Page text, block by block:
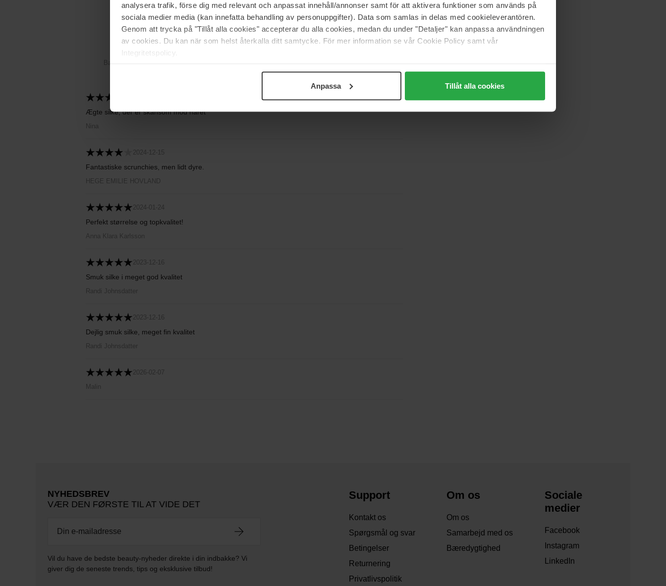
analysera trafik, förse dig med relevant och anpassat innehåll/annonser samt för att aktivera funktioner som används på
sociala medier media (kan innefatta behandling av personuppgifter). Data som samlas in delas med cookieleverantören.
Genom att trycka på "Tillåt alla cookies" accepterar du alla cookies, medan du under "Detaljer" kan anpassa användningen
av cookies. Du kan när som helst återkalla ditt samtycke. För mer information se vår Cookie Policy samt vår
Integritetspolicy.
Anpassa Tillåt alla cookies
4.9
5
86%
4
14%
3
0%
0%
Ægte silke, der er skånsom mod håret
Nina
2024-12-15
Fantastiske scrunchies, men lidt dyre.
HEGE EMILIE HOVLAND
2024-01-24
Perfekt størrelse og topkvalitet!
Anna Klara Karlsson
2023-12-16
Smuk silke i meget god kvalitet
Randi Johnsdatter
2023-12-16
Dejlig smuk silke, meget fin kvalitet
Randi Johnsdatter
2026-02-07
Malin
NYHEDSBREV
VÆR DEN FØRSTE TIL AT VIDE DET
Vil du have de bedste beauty-nyheder direkte i din indbakke? Vi
giver dig de seneste trends, tips og eksklusive tilbud!
Support
Kontakt os
Spørgsmål og svar
Betingelser
Returnering
Privatlivspolitik
Om os
Om os
Samarbejd med os
Bæredygtighed
Sociale
medier
Facebook
Instagram
LinkedIn